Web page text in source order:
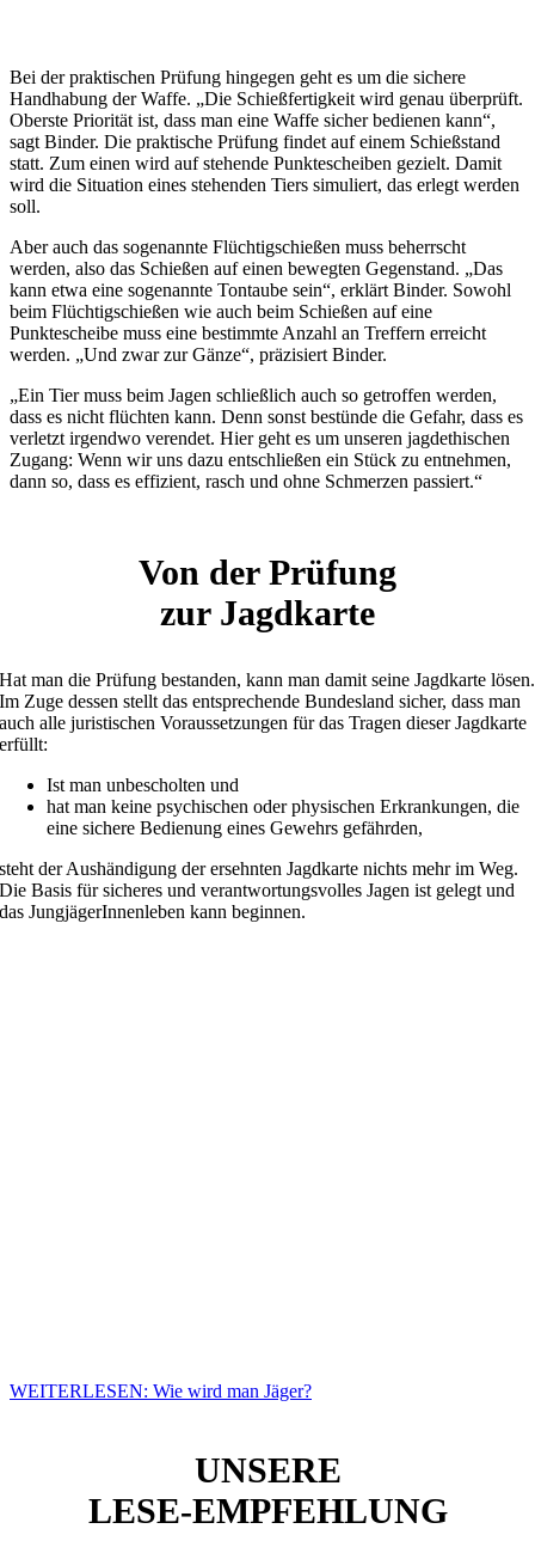
Bei der praktischen Prüfung hingegen geht es um die sichere
Handhabung der Waffe. „Die Schießfertigkeit wird genau überprüft.
Oberste Priorität ist, dass man eine Waffe sicher bedienen kann“,
sagt Binder. Die praktische Prüfung findet auf einem Schießstand
statt. Zum einen wird auf stehende Punktescheiben gezielt. Damit
wird die Situation eines stehenden Tiers simuliert, das erlegt werden
soll.
Aber auch das sogenannte Flüchtigschießen muss beherrscht
werden, also das Schießen auf einen bewegten Gegenstand. „Das
kann etwa eine sogenannte Tontaube sein“, erklärt Binder. Sowohl
beim Flüchtigschießen wie auch beim Schießen auf eine
Punktescheibe muss eine bestimmte Anzahl an Treffern erreicht
werden. „Und zwar zur Gänze“, präzisiert Binder.
„Ein Tier muss beim Jagen schließlich auch so getroffen werden,
dass es nicht flüchten kann. Denn sonst bestünde die Gefahr, dass es
verletzt irgendwo verendet. Hier geht es um unseren jagdethischen
Zugang: Wenn wir uns dazu entschließen ein Stück zu entnehmen,
dann so, dass es effizient, rasch und ohne Schmerzen passiert.“
Von der Prüfung
zur Jagdkarte
Hat man die Prüfung bestanden, kann man damit seine Jagdkarte lösen.
Im Zuge dessen stellt das entsprechende Bundesland sicher, dass man
auch alle juristischen Voraussetzungen für das Tragen dieser Jagdkarte
erfüllt:
Ist man unbescholten und
hat man keine psychischen oder physischen Erkrankungen, die
eine sichere Bedienung eines Gewehrs gefährden,
steht der Aushändigung der ersehnten Jagdkarte nichts mehr im Weg.
Die Basis für sicheres und verantwortungsvolles Jagen ist gelegt und
das JungjägerInnenleben kann beginnen.
WEITERLESEN: Wie wird man Jäger?
UNSERE
LESE-EMPFEHLUNG